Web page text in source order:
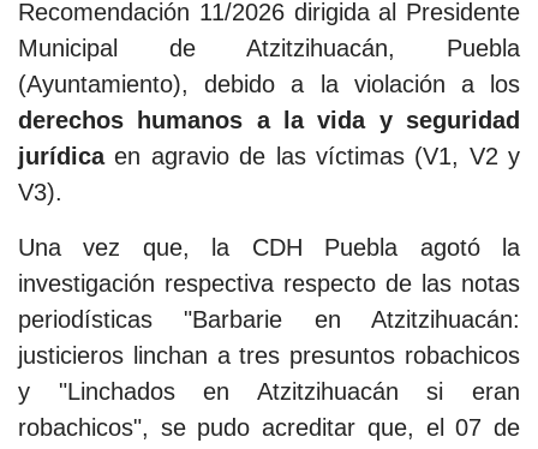
Recomendación 11/2026 dirigida al Presidente
Municipal de Atzitzihuacán, Puebla
(Ayuntamiento), debido a la violación a los
derechos humanos a la vida y seguridad
jurídicaen agravio de las víctimas (V1, V2 y
V3).
Una vez que, la CDH Puebla agotó la
investigación respectiva respecto de las notas
periodísticas "Barbarie en Atzitzihuacán:
justicieros linchan a tres presuntos robachicos
y "Linchados en Atzitzihuacán si eran
robachicos", se pudo acreditar que, el 07 de